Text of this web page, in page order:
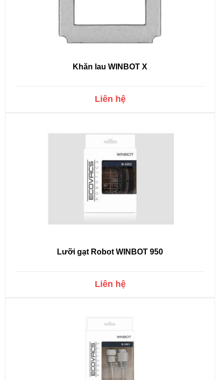
Khăn lau WINBOT X
Liên hệ
Lưỡi gạt Robot WINBOT 950
Liên hệ